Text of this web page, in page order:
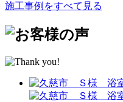
施工事例をすべて見る